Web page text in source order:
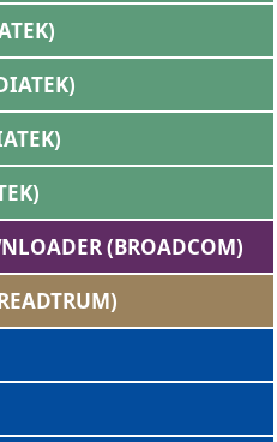
(BROADCOM)